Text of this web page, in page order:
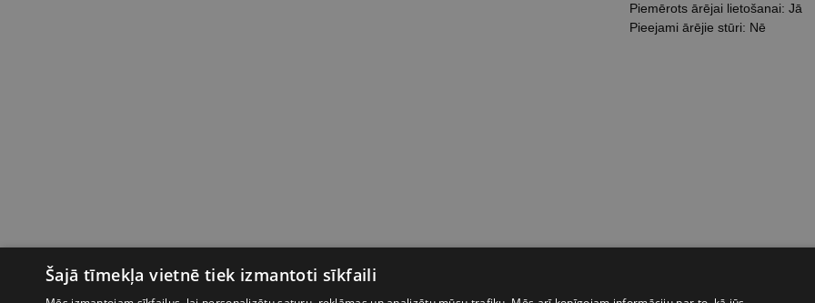
Piemērots ārējai lietošanai: Jā
Pieejami ārējie stūri: Nē
Šajā tīmekļa vietnē tiek izmantoti sīkfaili